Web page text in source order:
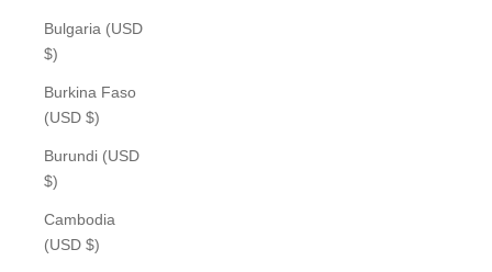
Bulgaria (USD
$)
Burkina Faso
(USD $)
Burundi (USD
$)
Cambodia
(USD $)